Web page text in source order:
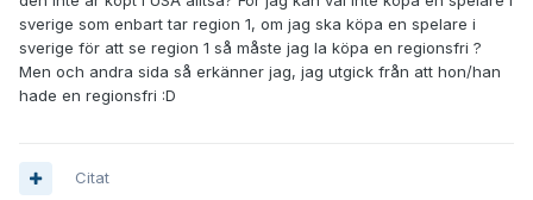
sverige som enbart tar region 1, om jag ska köpa en spelare i
sverige för att se region 1 så måste jag la köpa en regionsfri ?
Men och andra sida så erkänner jag, jag utgick från att hon/han
hade en regionsfri :D
Citat